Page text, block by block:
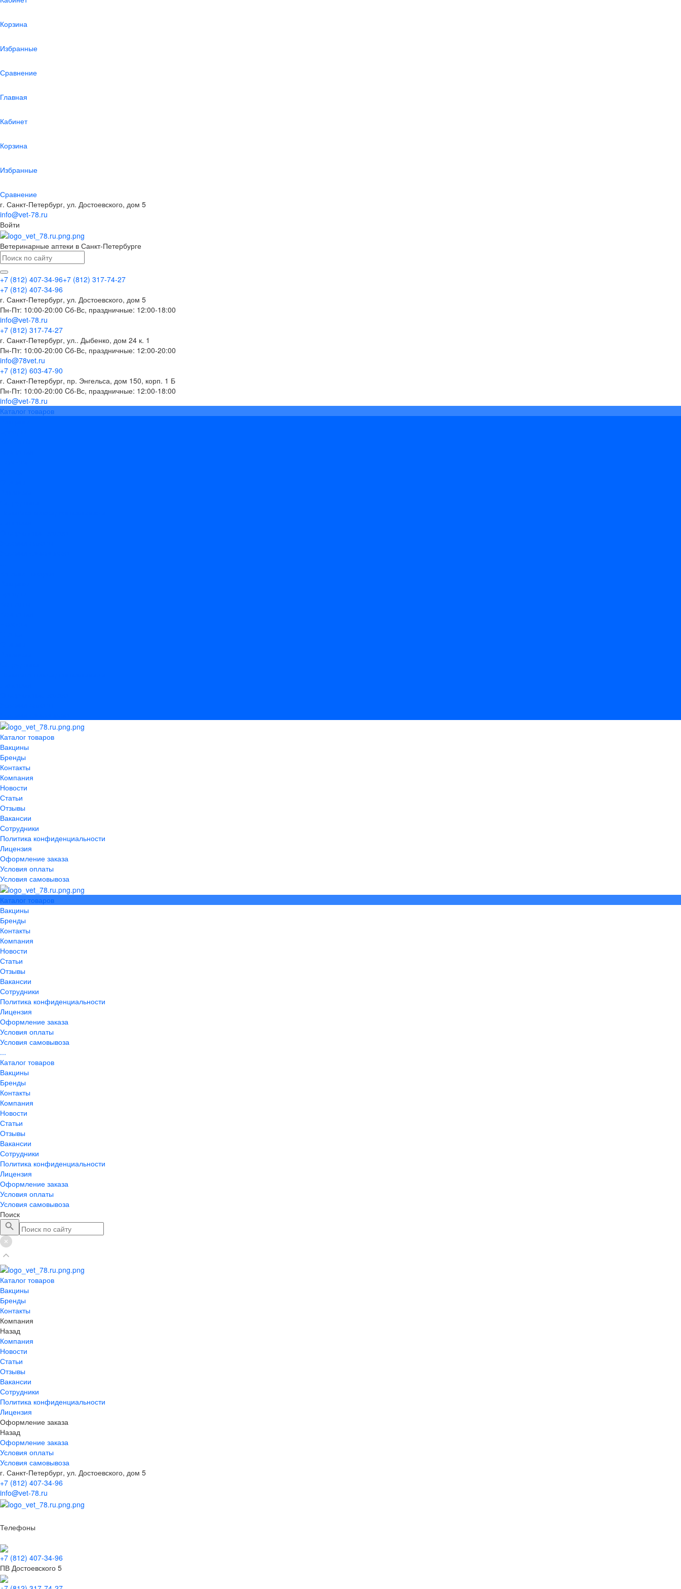
Корзина
Избранные
Сравнение
Главная
Кабинет
Корзина
Избранные
Сравнение
г. Санкт-Петербург, ул. Достоевского, дом 5
info@vet-78.ru
Войти
Ветеринарные аптеки в Санкт-Петербурге
+7 (812) 407-34-96+7 (812) 317-74-27
+7 (812) 407-34-96
г. Санкт-Петербург, ул. Достоевского, дом 5
Пн-Пт: 10:00-20:00 Cб-Вс, праздничные: 12:00-18:00
info@vet-78.ru
+7 (812) 317-74-27
г. Санкт-Петербург, ул.. Дыбенко, дом 24 к. 1
Пн-Пт: 10:00-20:00 Cб-Вс, праздничные: 12:00-20:00
info@78vet.ru
+7 (812) 603-47-90
г. Санкт-Петербург, пр. Энгельса, дом 150, корп. 1 Б
Пн-Пт: 10:00-20:00 Cб-Вс, праздничные: 12:00-18:00
info@vet-78.ru
Каталог товаров
Каталог товаров
Вакцины
Бренды
Контакты
Компания
Новости
Статьи
Отзывы
Вакансии
Сотрудники
Политика конфиденциальности
Лицензия
Оформление заказа
Условия оплаты
Условия самовывоза
Каталог товаров
Вакцины
Бренды
Контакты
Компания
Новости
Статьи
Отзывы
Вакансии
Сотрудники
Политика конфиденциальности
Лицензия
Оформление заказа
Условия оплаты
Условия самовывоза
...
Каталог товаров
Вакцины
Бренды
Контакты
Компания
Новости
Статьи
Отзывы
Вакансии
Сотрудники
Политика конфиденциальности
Лицензия
Оформление заказа
Условия оплаты
Условия самовывоза
Поиск
Каталог товаров
Вакцины
Бренды
Контакты
Компания
Назад
Компания
Новости
Статьи
Отзывы
Вакансии
Сотрудники
Политика конфиденциальности
Лицензия
Оформление заказа
Назад
Оформление заказа
Условия оплаты
Условия самовывоза
г. Санкт-Петербург, ул. Достоевского, дом 5
+7 (812) 407-34-96
info@vet-78.ru
Телефоны
+7 (812) 407-34-96
ПВ Достоевского 5